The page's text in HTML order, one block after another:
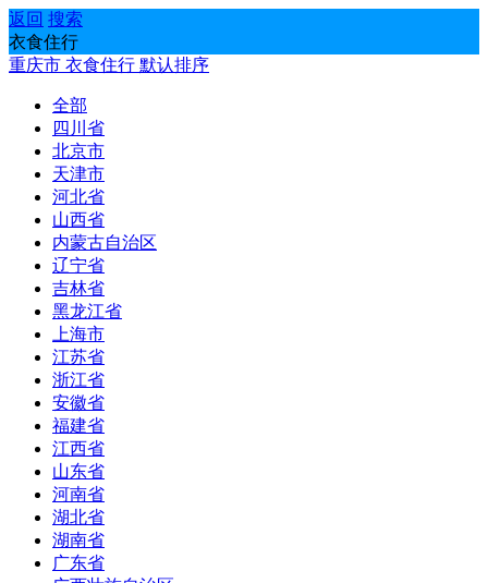
返回 搜索
衣食住行
重庆市 衣食住行 默认排序
全部
四川省
北京市
天津市
河北省
山西省
内蒙古自治区
辽宁省
吉林省
黑龙江省
上海市
江苏省
浙江省
安徽省
福建省
江西省
山东省
河南省
湖北省
湖南省
广东省